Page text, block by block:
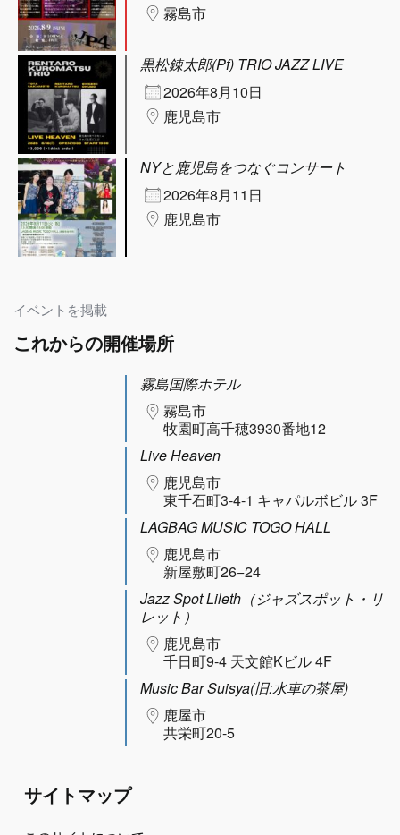
霧島市
黒松錬太郎(Pf) TRIO JAZZ LIVE
2026年8月10日
鹿児島市
NYと鹿児島をつなぐコンサート
2026年8月11日
鹿児島市
イベントを掲載
これからの開催場所
霧島国際ホテル
霧島市
牧園町高千穂3930番地12
Live Heaven
鹿児島市
東千石町3-4-1 キャパルボビル 3F
LAGBAG MUSIC TOGO HALL
鹿児島市
新屋敷町26−24
Jazz Spot Lileth（ジャズスポット・リ
レット）
鹿児島市
千日町9-4 天文館Kビル 4F
Music Bar Suisya(旧:水車の茶屋)
鹿屋市
共栄町20-5
サイトマップ